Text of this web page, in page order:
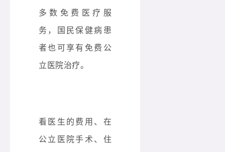
多数免费医疗服
务，国民保健病患
者也可享有免费公
立医院治疗。
看医生的费用、在
公立医院手术、住